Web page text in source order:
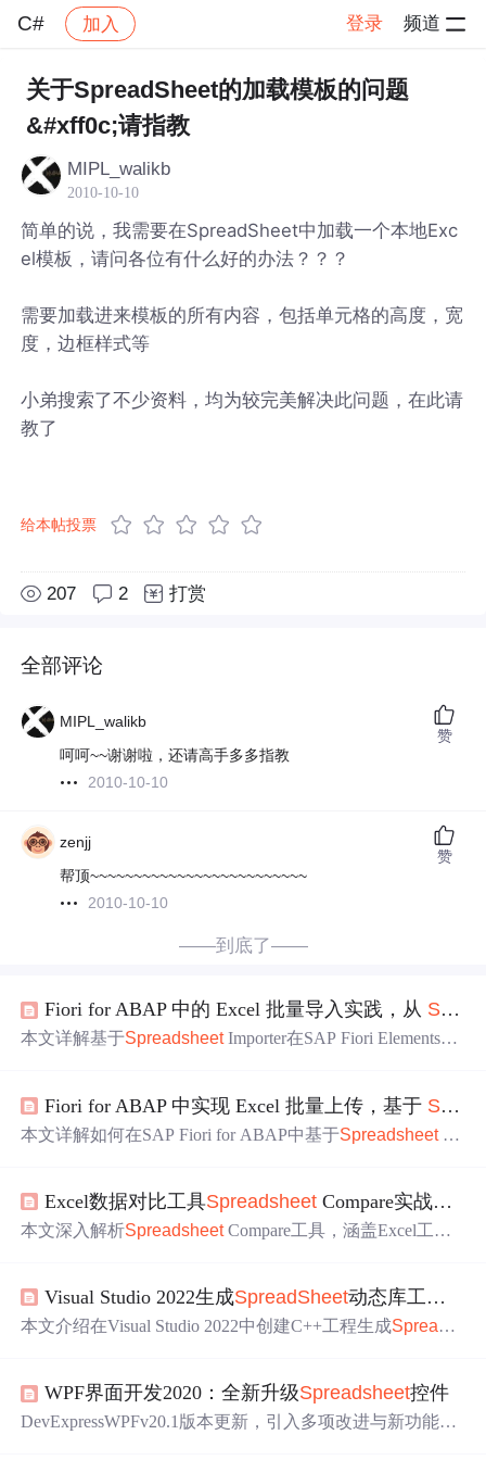
C# 加入 登录 频道
社区 帖子详情
关于SpreadSheet的加载模板的问题
&#xff0c;请指教
MIPL_walikb
2010-10-10
简单的说，我需要在SpreadSheet中加载一个本地Exc
el模板，请问各位有什么好的办法？？？
需要加载进来模板的所有内容，包括单元格的高度，宽
度，边框样式等
小弟搜索了不少资料，均为较完美解决此问题，在此请
教了
给本帖投票
207 2 打赏
全部评论
MIPL_walikb
呵呵~~谢谢啦，还请高手多多指教
2010-10-10
赞
zenjj
帮顶~~~~~~~~~~~~~~~~~~~~~~~~~
2010-10-10
赞
——到底了——
Fiori for ABAP 中的 Excel 批量导入实践，从 Spreadsheet
本文详解基于SpreadsheetImporter在SAP Fiori Elements与
ean Core合规性、字段匹配设计、事务性能权衡及测试要
点，强调前后端职责分离与标准OData语义集成。
Fiori for ABAP 中实现 Excel 批量上传，基于 Spreadsheet
本文详解如何在SAP Fiori for ABAP中基于SpreadsheetIm
pment添加上传按钮、Controller Extension集成、draft激活策
略、RAP后端校验配合、字段映射与模板
设计、错误处理
Excel数据对比工具Spreadsheet Compare实战安装包
本文深入解析SpreadsheetCompare工具，涵盖Excel工作
控制与审计追踪，支持自动化部署与差异报告导出，大幅
提升数据核对效率与准确性。
Visual Studio 2022生成SpreadSheet动态库工程指南
本文介绍在Visual Studio 2022中创建C++工程生成SpreadS
机制及常见问题解决办法，然后讲述创建动态库项目步
骤，最后探讨实现SpreadSheet 功能的方法及测试。
WPF界面开发2020：全新升级Spreadsheet控件
DevExpressWPFv20.1版本更新，引入多项改进与新功能，